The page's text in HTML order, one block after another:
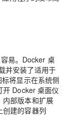
易。Docker 桌
并安装了适用于
将显示在系统侧
开 Docker 桌面仪
内部版本和扩展
创建的容器列